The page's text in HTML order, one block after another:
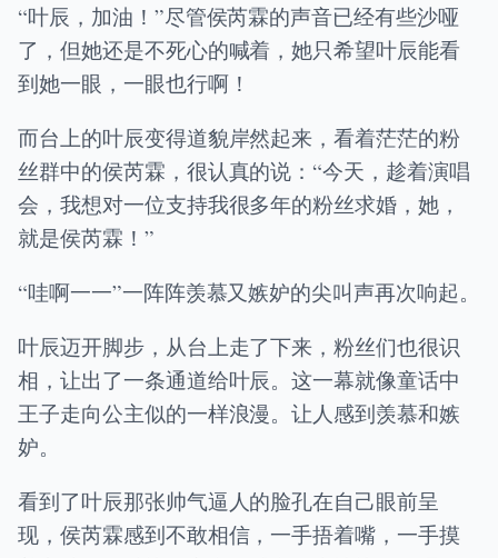
“叶辰，加油！”尽管侯芮霖的声音已经有些沙哑
了，但她还是不死心的喊着，她只希望叶辰能看
到她一眼，一眼也行啊！
而台上的叶辰变得道貌岸然起来，看着茫茫的粉
丝群中的侯芮霖，很认真的说：“今天，趁着演唱
会，我想对一位支持我很多年的粉丝求婚，她，
就是侯芮霖！”
“哇啊一一”一阵阵羡慕又嫉妒的尖叫声再次响起。
叶辰迈开脚步，从台上走了下来，粉丝们也很识
相，让出了一条通道给叶辰。这一幕就像童话中
王子走向公主似的一样浪漫。让人感到羡慕和嫉
妒。
看到了叶辰那张帅气逼人的脸孔在自己眼前呈
现，侯芮霖感到不敢相信，一手捂着嘴，一手摸